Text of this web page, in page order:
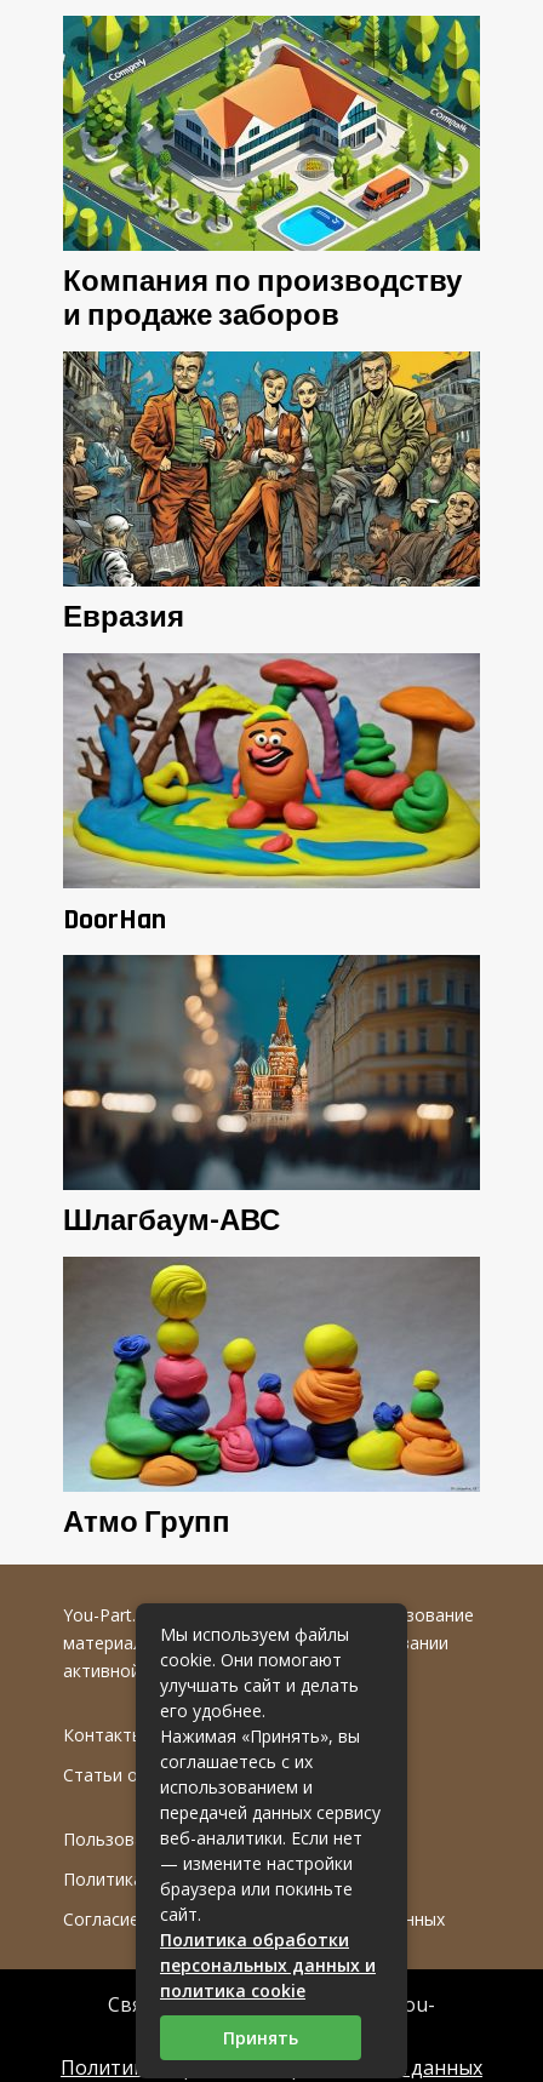
Компания по производству
и продаже заборов
Евразия
DoorHan
Шлагбаум-АВС
Атмо Групп
You-Part.ru
© 2016-2022 гг. Любое использование
материалов допускается только при указании
активной гиперссылки на первоисточник.
Контакты
Статьи от эксперта
Пользовательское соглашение
Политика обработки ПДн
Согласие на обработку персональных данных
Связаться с редакцией сайта: you-
part.ru@mailwebsite.ru
Политика обработки персональных данных
Мы используем файлы
cookie. Они помогают
улучшать сайт и делать
его удобнее.
Нажимая «Принять», вы
соглашаетесь с их
использованием и
передачей данных сервису
веб-аналитики. Если нет
— измените настройки
браузера или покиньте
сайт.
Политика обработки
персональных данных и
политика cookie
Принять